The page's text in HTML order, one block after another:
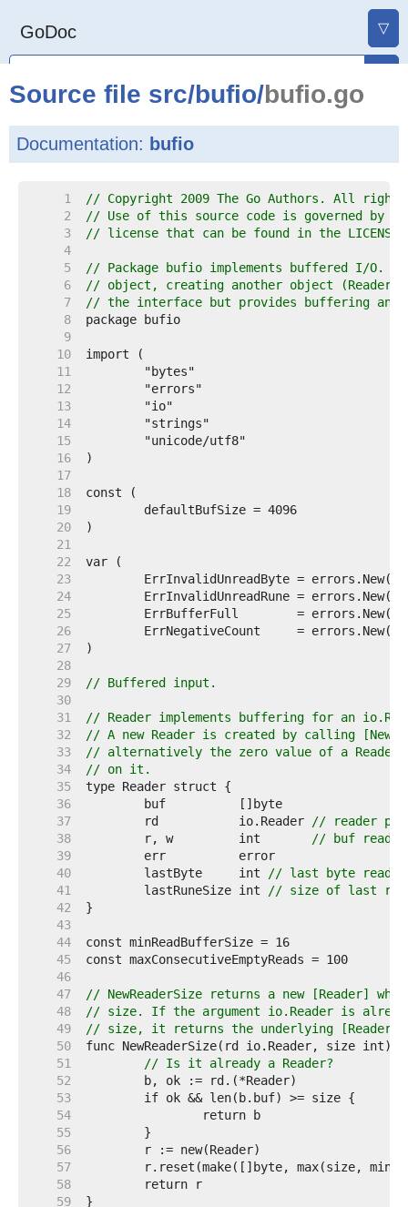
GoDoc ▽
Source file src/bufio/bufio.go
Documentation: bufio
     1
// Copyright 2009 The Go Authors. All
     2
// Use of this source code is governed by a
     3
// license that can be found in the
     4
     5
// Package bufio implements buffered I/O.
     6
// object, creating another object (Reader
     7
// the interface but provides buffering and
     8
     9
    10
    11
    12
    13
    14
    15
    16
    17
    18
    19
    20
    21
    22
    23
    24
    25
    26
    27
    28
    29
// Buffered input.
    30
    31
// Reader implements buffering for an
    32
// A new Reader is created by calling
    33
// alternatively the zero value of a Reader
    34
// on it.
    35
    36
    37
	rd           io.Reader
// reader
    38
	r, w         int
// buf read
    39
    40
	lastByte     int
// last byte read
    41
	lastRuneSize int
// size of last rune
    42
    43
    44
    45
    46
    47
// NewReaderSize returns a new [Reader]
    48
// size. If the argument io.Reader is
    49
// size, it returns the underlying [Reader].
    50
    51
// Is it already a Reader?
    52
    53
    54
    55
    56
    57
    58
    59